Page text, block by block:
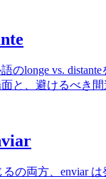
のlonge vs.
と、避けるべき間
るの両方、enviar